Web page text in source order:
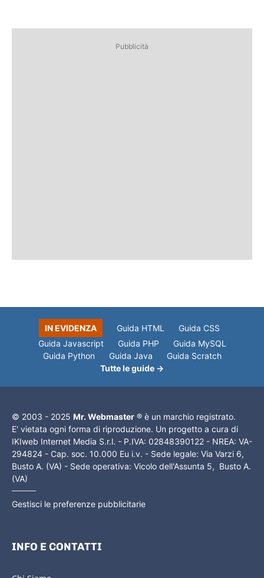
Pubblicità
IN EVIDENZA Guida HTML
Guida CSS
Guida Javascript
Guida PHP
Guida MySQL
Guida Python
Guida Java
Guida Scratch
Tutte le guide →
© 2003 - 2025 Mr. Webmaster ® è un marchio registrato.
E' vietata ogni forma di riproduzione. Un progetto a cura di
IKIweb Internet Media S.r.l. - P.IVA: 02848390122 - NREA: VA-
294824 - Cap. soc. 10.000 Eu i.v. - Sede legale: Via Varzi 6,
Busto A. (VA) - Sede operativa: Vicolo dell'Assunta 5, Busto A.
(VA)
Gestisci le preferenze pubblicitarie
INFO E CONTATTI